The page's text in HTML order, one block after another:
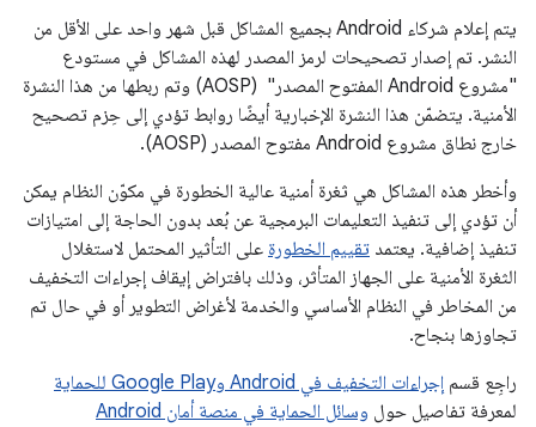
يتم إعلام شركاء Android بجميع المشاكل قبل شهر واحد على الأقل من
النشر. تم إصدار تصحيحات لرمز المصدر لهذه المشاكل في مستودع
"مشروع Android المفتوح المصدر" ‏ (AOSP) وتم ربطها من هذا النشرة
الأمنية. يتضمّن هذا النشرة الإخبارية أيضًا روابط تؤدي إلى حِزم تصحيح
خارج نطاق مشروع Android مفتوح المصدر (AOSP).
وأخطر هذه المشاكل هي ثغرة أمنية عالية الخطورة في مكوّن النظام يمكن
أن تؤدي إلى تنفيذ التعليمات البرمجية عن بُعد بدون الحاجة إلى امتيازات
تنفيذ إضافية. يعتمد تقييم الخطورة على التأثير المحتمل لاستغلال
الثغرة الأمنية على الجهاز المتأثر، وذلك بافتراض إيقاف إجراءات التخفيف
من المخاطر في النظام الأساسي والخدمة لأغراض التطوير أو في حال تم
تجاوزها بنجاح.
راجِع قسم إجراءات التخفيف في Android وGoogle Play للحماية
لمعرفة تفاصيل حول وسائل الحماية في منصة أمان Android